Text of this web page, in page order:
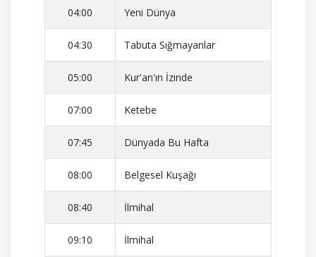
04:00 Yeni Dünya
04:30 Tabuta Sığmayanlar
05:00 Kur'an'ın İzinde
07:00 Ketebe
07:45 Dünyada Bu Hafta
08:00 Belgesel Kuşağı
08:40 İlmihal
09:10 İlmihal